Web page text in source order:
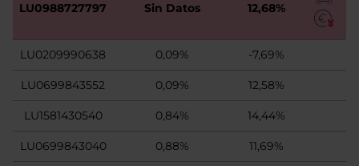
LU0988727797 Sin Datos 12,68%
LU0209990638 0,09% -7,69%
LU0699843552 0,09% 12,58%
LU1581430540 0,84% 14,44%
LU0699843040 0,88% 11,69%